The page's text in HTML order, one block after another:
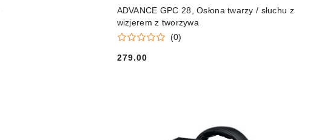
ADVANCE GPC 28, Osłona twarzy / słuchu z
wizjerem z tworzywa
(0)
Cena:
279.00
DO KOSZYKA